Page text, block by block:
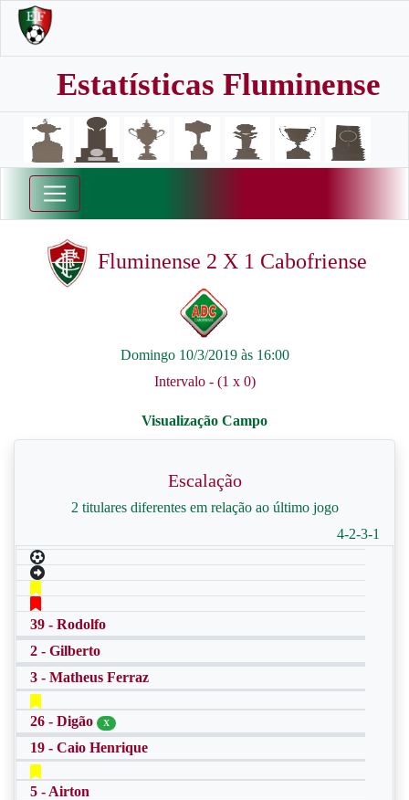
Estatísticas Fluminense
Fluminense 2 X 1 Cabofriense
Domingo 10/3/2019 às 16:00
Intervalo - (1 x 0)
Escalação
2 titulares diferentes em relação ao último jogo
4-2-3-1
39 - Rodolfo
2 - Gilberto
3 - Matheus Ferraz
26 - Digão X
19 - Caio Henrique
5 - Airton